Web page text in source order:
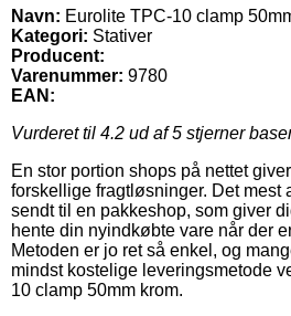
Navn: Eurolite TPC-10 clamp
Kategori: Stativer
Producent:
Varenummer: 9780
EAN:
Vurderet til 4.2 ud af 5 stjerner
En stor portion shops på nettet
forskellige fragtløsninger. Det mest
sendt til en pakkeshop, som giver
hente din nyindkøbte vare når der
Metoden er jo ret så enkel, og
mindst kostelige leveringsmetode
10 clamp 50mm krom.